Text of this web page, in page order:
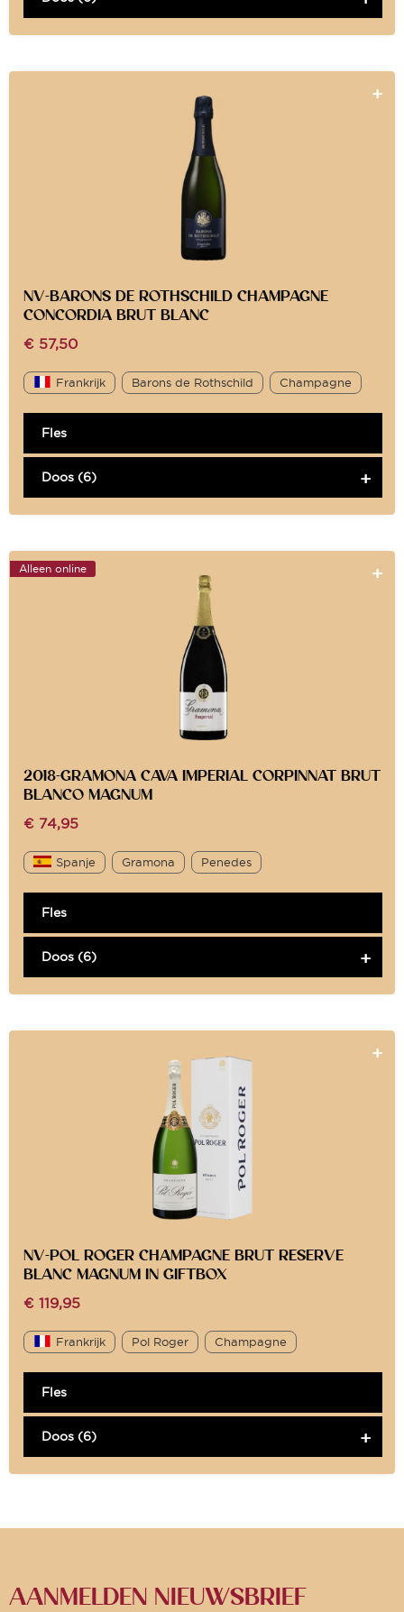
NV-BARONS DE ROTHSCHILD CHAMPAGNE
CONCORDIA BRUT BLANC
€ 57,50
Frankrijk Barons de Rothschild Champagne
Fles
Doos (6)
Alleen online
2018-GRAMONA CAVA IMPERIAL CORPINNAT BRUT
BLANCO MAGNUM
€ 74,95
Spanje Gramona Penedes
Fles
Doos (6)
NV-POL ROGER CHAMPAGNE BRUT RESERVE
BLANC MAGNUM IN GIFTBOX
€ 119,95
Frankrijk Pol Roger Champagne
Fles
Doos (6)
AANMELDEN NIEUWSBRIEF